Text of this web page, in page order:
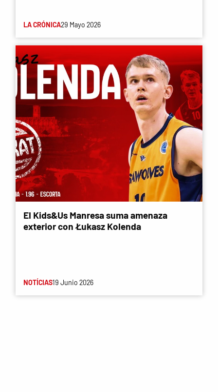
LA CRÓNICA29 Mayo 2026
El Kids&Us Manresa suma amenaza
exterior con Łukasz Kolenda
NOTÍCIAS19 Junio 2026